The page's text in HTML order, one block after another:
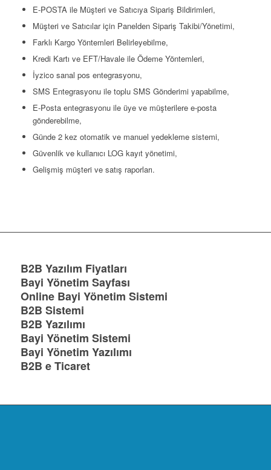
E-POSTA ile Müşteri ve Satıcıya Sipariş Bildirimleri,
Müşteri ve Satıcılar için Panelden Sipariş Takibi/Yönetimi,
Farklı Kargo Yöntemleri Belirleyebilme,
Kredi Kartı ve EFT/Havale ile Ödeme Yöntemleri,
İyzico sanal pos entegrasyonu,
SMS Entegrasyonu ile toplu SMS Gönderimi yapabilme,
E-Posta entegrasyonu ile üye ve müşterilere e-posta
gönderebilme,
Günde 2 kez otomatik ve manuel yedekleme sistemi,
Güvenlik ve kullanıcı LOG kayıt yönetimi,
Gelişmiş müşteri ve satış raporları.
B2B Yazılım Fiyatları
Bayi Yönetim Sayfası
Online Bayi Yönetim Sistemi
B2B Sistemi
B2B Yazılımı
Bayi Yönetim Sistemi
Bayi Yönetim Yazılımı
B2B e Ticaret